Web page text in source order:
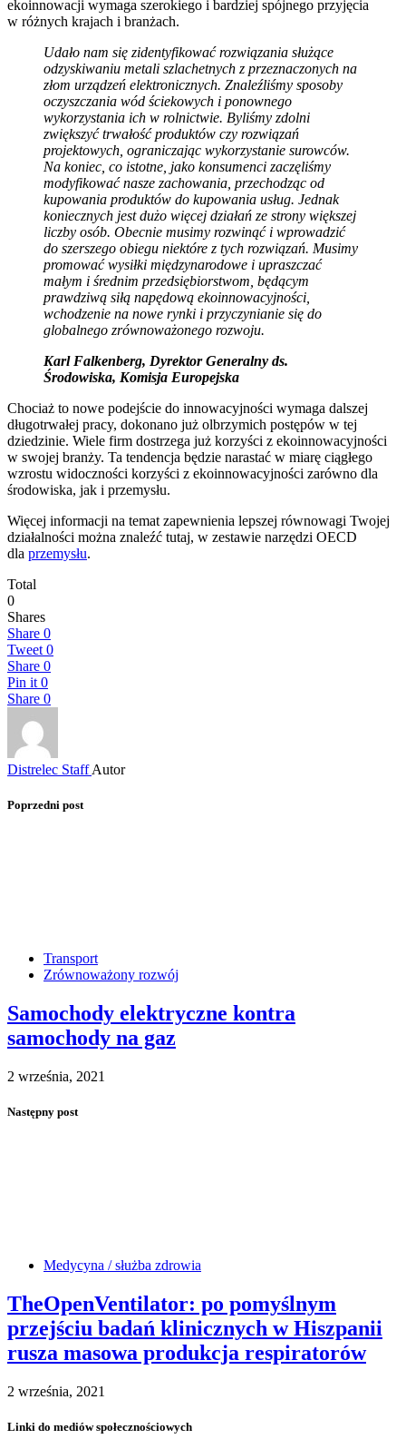
ekoinnowacji wymaga szerokiego i bardziej spójnego przyjęcia
w różnych krajach i branżach.
Udało nam się zidentyfikować rozwiązania służące
odzyskiwaniu metali szlachetnych z przeznaczonych na
złom urządzeń elektronicznych. Znaleźliśmy sposoby
oczyszczania wód ściekowych i ponownego
wykorzystania ich w rolnictwie. Byliśmy zdolni
zwiększyć trwałość produktów czy rozwiązań
projektowych, ograniczając wykorzystanie surowców.
Na koniec, co istotne, jako konsumenci zaczęliśmy
modyfikować nasze zachowania, przechodząc od
kupowania produktów do kupowania usług. Jednak
koniecznych jest dużo więcej działań ze strony większej
liczby osób. Obecnie musimy rozwinąć i wprowadzić
do szerszego obiegu niektóre z tych rozwiązań. Musimy
promować wysiłki międzynarodowe i upraszczać
małym i średnim przedsiębiorstwom, będącym
prawdziwą siłą napędową ekoinnowacyjności,
wchodzenie na nowe rynki i przyczynianie się do
globalnego zrównoważonego rozwoju.
Karl Falkenberg, Dyrektor Generalny ds.
Środowiska, Komisja Europejska
Chociaż to nowe podejście do innowacyjności wymaga dalszej
długotrwałej pracy, dokonano już olbrzymich postępów w tej
dziedzinie. Wiele firm dostrzega już korzyści z ekoinnowacyjności
w swojej branży. Ta tendencja będzie narastać w miarę ciągłego
wzrostu widoczności korzyści z ekoinnowacyjności zarówno dla
środowiska, jak i przemysłu.
Więcej informacji na temat zapewnienia lepszej równowagi Twojej
działalności można znaleźć tutaj, w zestawie narzędzi OECD
dla przemysłu.
Total
0
Shares
Share 0
Tweet 0
Share 0
Pin it 0
Share 0
Distrelec StaffAutor
Poprzedni post
Transport
Zrównoważony rozwój
Samochody elektryczne kontra
samochody na gaz
2 września, 2021
Następny post
Medycyna / służba zdrowia
TheOpenVentilator: po pomyślnym
przejściu badań klinicznych w Hiszpanii
rusza masowa produkcja respiratorów
2 września, 2021
Linki do mediów społecznościowych